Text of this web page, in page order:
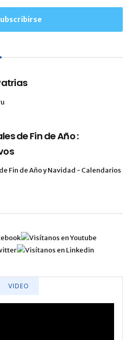
de Fin de Año :
VIDEO